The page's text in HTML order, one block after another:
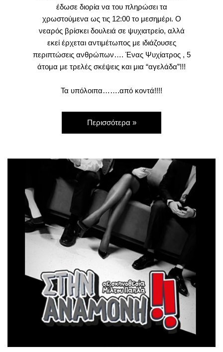
έδωσε διορία να του πληρώσει τα
χρωστούμενα ως τις 12:00 το μεσημέρι. Ο
νεαρός βρίσκει δουλειά σε ψυχιατρείο, αλλά
εκεί έρχεται αντιμέτωπος με ιδιάζουσες
περιπτώσεις ανθρώπων…. Ένας Ψυχίατρος , 5
άτομα με τρελές σκέψεις και μια “αγελάδα”!!!
Τα υπόλοιπα…….από κοντά!!!!
Περισσότερα »